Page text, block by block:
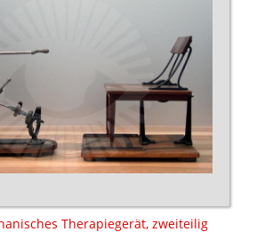
Therapiegerät, zweiteilig